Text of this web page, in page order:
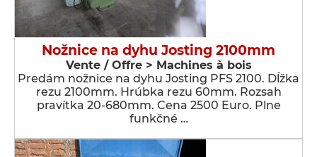
Nožnice na dyhu Josting 2100mm
Vente / Offre > Machines à bois
Predám nožnice na dyhu Josting PFS 2100. Dĺžka
rezu 2100mm. Hrúbka rezu 60mm. Rozsah
pravítka 20-680mm. Cena 2500 Euro. Plne
funkčné …